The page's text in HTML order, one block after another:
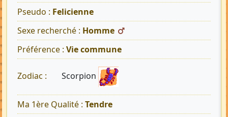
Pseudo : Felicienne
Sexe recherché : Homme
Préférence : Vie commune
Zodiac : Scorpion
Ma 1ère Qualité : Tendre